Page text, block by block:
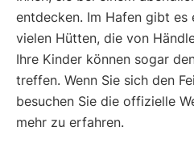
entdecken. Im Hafen gibt es
vielen Hütten, die von
Ihre Kinder können sogar
treffen. Wenn Sie sich den
besuchen Sie die offizielle
mehr zu erfahren.